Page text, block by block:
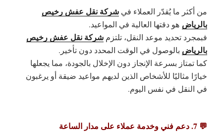
من أكثر ما يُقدّر العملاء في شركة نقل عفش رخيص
بالرياض هو دقتها العالية في المواعيد.
فبمجرد تحديد موعد النقل، تلتزم شركة نقل عفش رخيص
بالرياض بالوصول في الوقت المحدد دون تأخير.
كما تمتاز بسرعة الإنجاز دون الإخلال بالجودة، مما يجعلها
خيارًا مثاليًا للأشخاص الذين لديهم مواعيد ضيقة أو يرغبون
في النقل في نفس اليوم.
💬 7. دعم فني وخدمة عملاء على مدار الساعة